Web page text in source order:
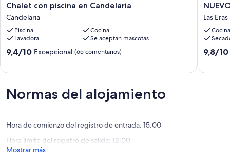
Chalet
con
piscina
en
Candelaria
Candelaria
Chalet con piscina en Candelaria
Candelaria
Piscina
Cocina
Lavadora
Se aceptan mascotas
9.4
(65 comentarios)
9,4/10 Excepcional (65 comentarios)
NUEVO:
Casa
La
Las
Eras
Las Eras
Cocina
9.8
9,8/10
Normas del alojamiento
Hora de comienzo del registro de entrada: 15:00
Hora límite del registro de salida: 12:00
Mostrar más